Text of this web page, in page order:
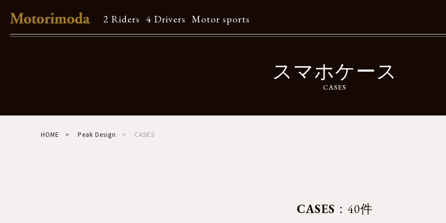
2 Riders 4 Drivers Motor sports
Brand
Contents
特集一覧
スマホケース
CASES
HOME Peak Design CASES
CASES ：40件